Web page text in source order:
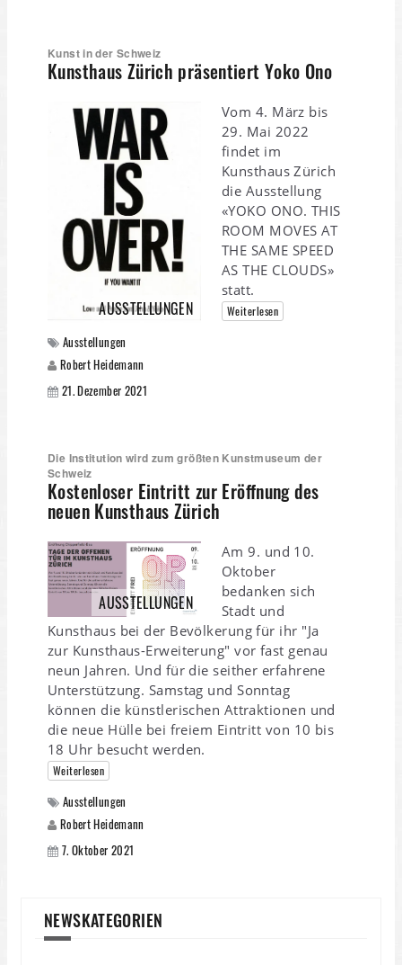
Kunst in der Schweiz
Kunsthaus Zürich präsentiert Yoko Ono
AUSSTELLUNGEN
Vom 4. März bis
29. Mai 2022
findet im
Kunsthaus Zürich
die Ausstellung
«YOKO ONO. THIS
ROOM MOVES AT
THE SAME SPEED
AS THE CLOUDS»
statt.
Weiterlesen
Ausstellungen
Robert Heidemann
21. Dezember 2021
Die Institution wird zum größten Kunstmuseum der
Schweiz
Kostenloser Eintritt zur Eröffnung des
neuen Kunsthaus Zürich
AUSSTELLUNGEN
Am 9. und 10.
Oktober
bedanken sich
Stadt und
Kunsthaus bei der Bevölkerung für ihr "Ja
zur Kunsthaus-Erweiterung" vor fast genau
neun Jahren. Und für die seither erfahrene
Unterstützung. Samstag und Sonntag
können die künstlerischen Attraktionen und
die neue Hülle bei freiem Eintritt von 10 bis
18 Uhr besucht werden.
Weiterlesen
Ausstellungen
Robert Heidemann
7. Oktober 2021
NEWSKATEGORIEN